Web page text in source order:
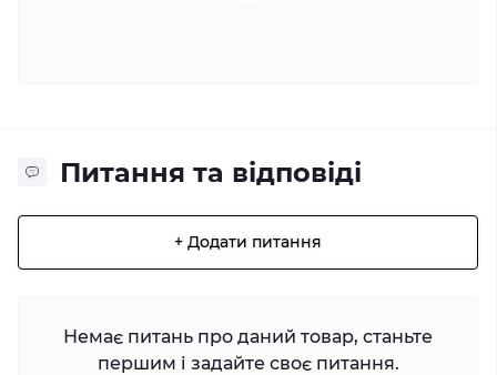
Питання та відповіді
+ Додати питання
Немає питань про даний товар, станьте
першим і задайте своє питання.